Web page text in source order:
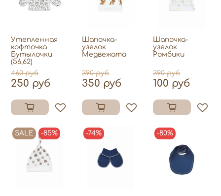
Утепленная
кофточка
Бутылочки
(56,62)
460 руб
250 руб
Шапочка-
узелок
Медвежата
390 руб
350 руб
Шапочка-
узелок
Ромбики
390 руб
100 руб
SALE -85% -74% -80%